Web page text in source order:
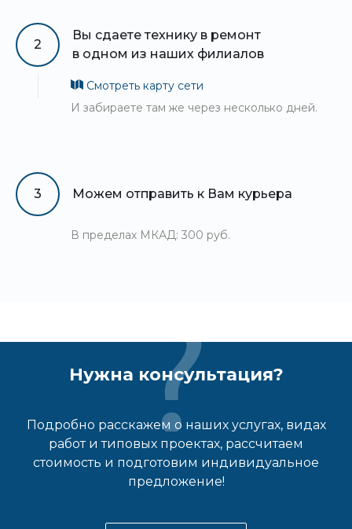
2
Вы сдаете технику в ремонт
в одном из наших филиалов
Смотреть карту сети
И забираете там же через несколько дней.
3 Можем отправить к Вам курьера
В пределах МКАД: 300 руб.
Нужна консультация?
Подробно расскажем о наших услугах, видах
работ и типовых проектах, рассчитаем
стоимость и подготовим индивидуальное
предложение!